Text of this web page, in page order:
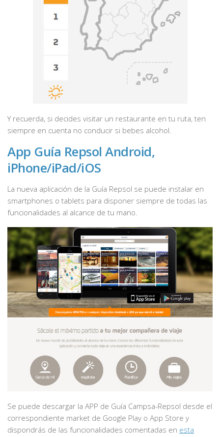
Y recuerda, si decides visitar un restaurante en tu ruta, ten
siempre en cuenta no conducir si bebes alcohol.
App Guía Repsol Android,
iPhone/iPad/iOS
La nueva aplicación de la Guía Repsol se puede instalar en
smartphones o tablets para disponer siempre de todas las
funcionalidades al alcance de tu mano.
Se puede descargar la APP de Guía Campsa-Repsol desde el
correspondiente market de Google Play o App Store y
dispondrás de las funcionalidades comentadas en esta